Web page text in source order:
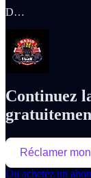
D…
Continuez
Réclamer
Ou achetez un